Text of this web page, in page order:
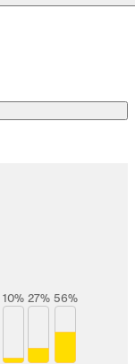
10% 27% 56%